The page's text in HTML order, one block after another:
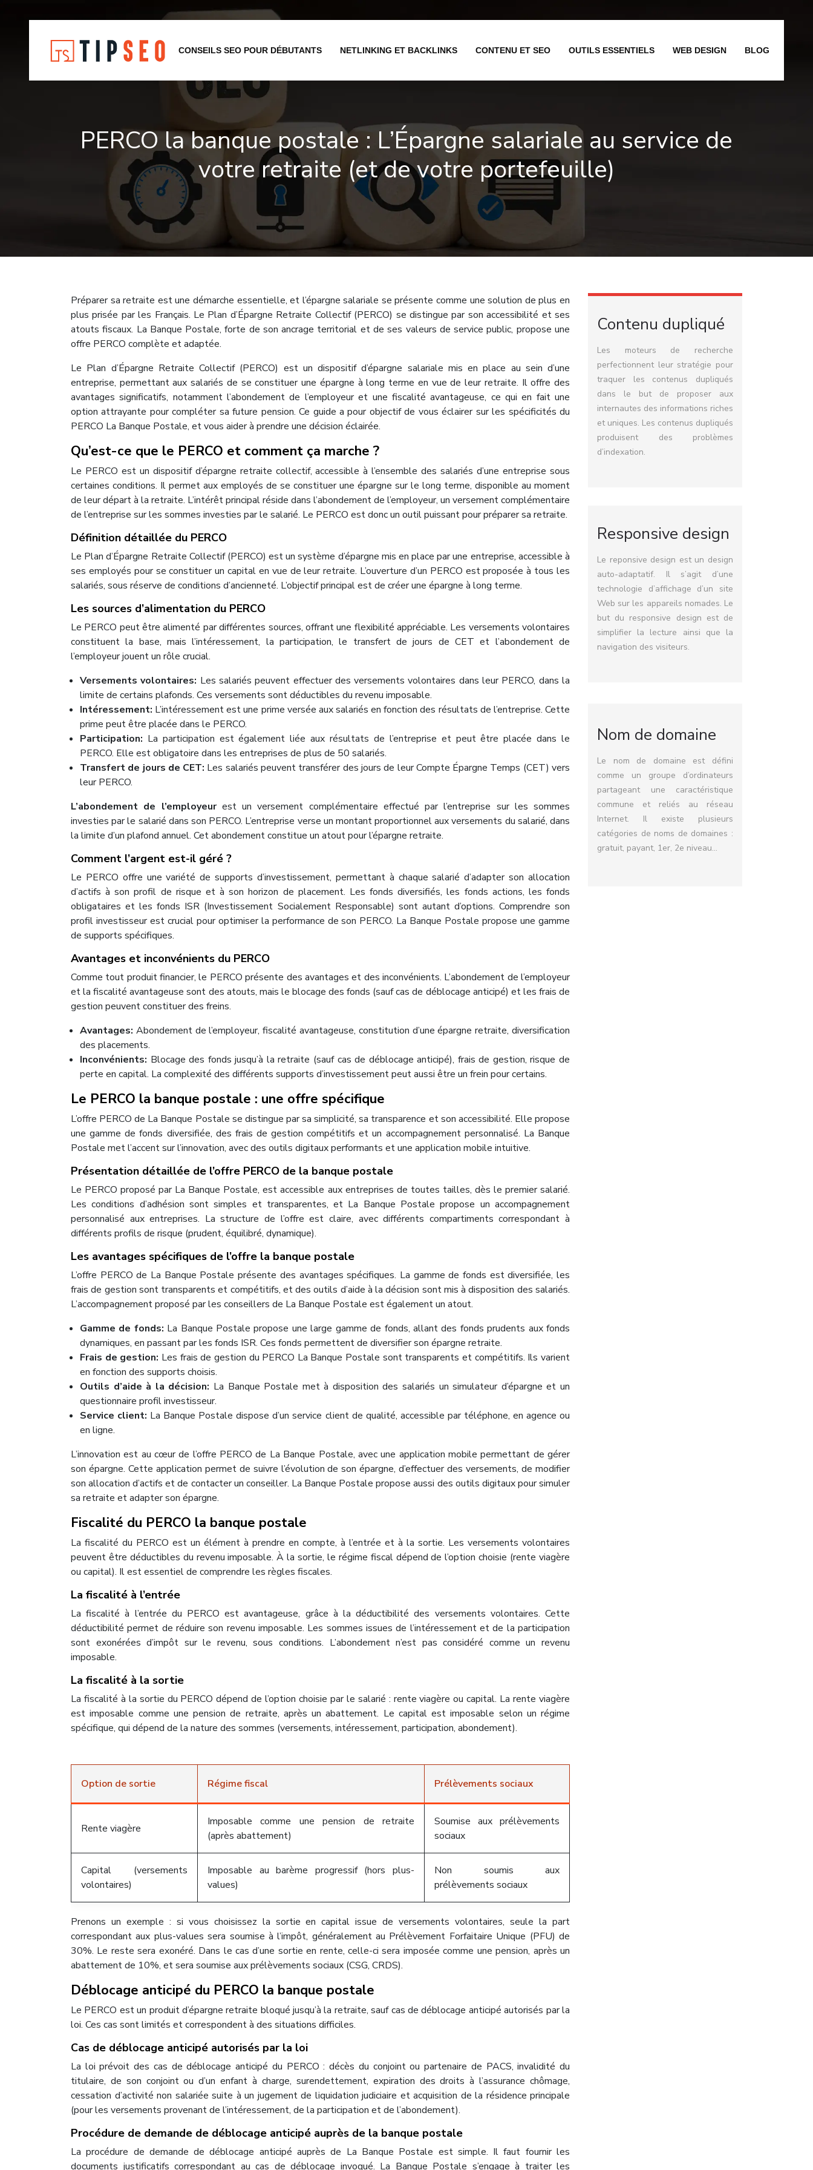
CONSEILS SEO POUR DÉBUTANTS NETLINKING ET BACKLINKS CONTENU ET SEO OUTILS ESSENTIELS WEB DESIGN BLOG
PERCO la banque postale : L’Épargne salariale au service de
votre retraite (et de votre portefeuille)
Préparer sa retraite est une démarche essentielle, et l’épargne salariale se présente comme une solution de plus en
plus prisée par les Français. Le Plan d’Épargne Retraite Collectif (PERCO) se distingue par son accessibilité et ses
atouts fiscaux. La Banque Postale, forte de son ancrage territorial et de ses valeurs de service public, propose une
offre PERCO complète et adaptée.
Le Plan d’Épargne Retraite Collectif (PERCO) est un dispositif d’épargne salariale mis en place au sein d’une
entreprise, permettant aux salariés de se constituer une épargne à long terme en vue de leur retraite. Il offre des
avantages significatifs, notamment l’abondement de l’employeur et une fiscalité avantageuse, ce qui en fait une
option attrayante pour compléter sa future pension. Ce guide a pour objectif de vous éclairer sur les spécificités du
PERCO La Banque Postale, et vous aider à prendre une décision éclairée.
Qu’est-ce que le PERCO et comment ça marche ?
Le PERCO est un dispositif d’épargne retraite collectif, accessible à l’ensemble des salariés d’une entreprise sous
certaines conditions. Il permet aux employés de se constituer une épargne sur le long terme, disponible au moment
de leur départ à la retraite. L’intérêt principal réside dans l’abondement de l’employeur, un versement complémentaire
de l’entreprise sur les sommes investies par le salarié. Le PERCO est donc un outil puissant pour préparer sa retraite.
Définition détaillée du PERCO
Le Plan d’Épargne Retraite Collectif (PERCO) est un système d’épargne mis en place par une entreprise, accessible à
ses employés pour se constituer un capital en vue de leur retraite. L’ouverture d’un PERCO est proposée à tous les
salariés, sous réserve de conditions d’ancienneté. L’objectif principal est de créer une épargne à long terme.
Les sources d’alimentation du PERCO
Le PERCO peut être alimenté par différentes sources, offrant une flexibilité appréciable. Les versements volontaires
constituent la base, mais l’intéressement, la participation, le transfert de jours de CET et l’abondement de
l’employeur jouent un rôle crucial.
Versements volontaires: Les salariés peuvent effectuer des versements volontaires dans leur PERCO, dans la
limite de certains plafonds. Ces versements sont déductibles du revenu imposable.
Intéressement: L’intéressement est une prime versée aux salariés en fonction des résultats de l’entreprise. Cette
prime peut être placée dans le PERCO.
Participation: La participation est également liée aux résultats de l’entreprise et peut être placée dans le
PERCO. Elle est obligatoire dans les entreprises de plus de 50 salariés.
Transfert de jours de CET: Les salariés peuvent transférer des jours de leur Compte Épargne Temps (CET) vers
leur PERCO.
L’abondement de l’employeur est un versement complémentaire effectué par l’entreprise sur les sommes
investies par le salarié dans son PERCO. L’entreprise verse un montant proportionnel aux versements du salarié, dans
la limite d’un plafond annuel. Cet abondement constitue un atout pour l’épargne retraite.
Comment l’argent est-il géré ?
Le PERCO offre une variété de supports d’investissement, permettant à chaque salarié d’adapter son allocation
d’actifs à son profil de risque et à son horizon de placement. Les fonds diversifiés, les fonds actions, les fonds
obligataires et les fonds ISR (Investissement Socialement Responsable) sont autant d’options. Comprendre son
profil investisseur est crucial pour optimiser la performance de son PERCO. La Banque Postale propose une gamme
de supports spécifiques.
Avantages et inconvénients du PERCO
Comme tout produit financier, le PERCO présente des avantages et des inconvénients. L’abondement de l’employeur
et la fiscalité avantageuse sont des atouts, mais le blocage des fonds (sauf cas de déblocage anticipé) et les frais de
gestion peuvent constituer des freins.
Avantages: Abondement de l’employeur, fiscalité avantageuse, constitution d’une épargne retraite, diversification
des placements.
Inconvénients: Blocage des fonds jusqu’à la retraite (sauf cas de déblocage anticipé), frais de gestion, risque de
perte en capital. La complexité des différents supports d’investissement peut aussi être un frein pour certains.
Le PERCO la banque postale : une offre spécifique
L’offre PERCO de La Banque Postale se distingue par sa simplicité, sa transparence et son accessibilité. Elle propose
une gamme de fonds diversifiée, des frais de gestion compétitifs et un accompagnement personnalisé. La Banque
Postale met l’accent sur l’innovation, avec des outils digitaux performants et une application mobile intuitive.
Présentation détaillée de l’offre PERCO de la banque postale
Le PERCO proposé par La Banque Postale, est accessible aux entreprises de toutes tailles, dès le premier salarié.
Les conditions d’adhésion sont simples et transparentes, et La Banque Postale propose un accompagnement
personnalisé aux entreprises. La structure de l’offre est claire, avec différents compartiments correspondant à
différents profils de risque (prudent, équilibré, dynamique).
Les avantages spécifiques de l’offre la banque postale
L’offre PERCO de La Banque Postale présente des avantages spécifiques. La gamme de fonds est diversifiée, les
frais de gestion sont transparents et compétitifs, et des outils d’aide à la décision sont mis à disposition des salariés.
L’accompagnement proposé par les conseillers de La Banque Postale est également un atout.
Gamme de fonds: La Banque Postale propose une large gamme de fonds, allant des fonds prudents aux fonds
dynamiques, en passant par les fonds ISR. Ces fonds permettent de diversifier son épargne retraite.
Frais de gestion: Les frais de gestion du PERCO La Banque Postale sont transparents et compétitifs. Ils varient
en fonction des supports choisis.
Outils d’aide à la décision: La Banque Postale met à disposition des salariés un simulateur d’épargne et un
questionnaire profil investisseur.
Service client: La Banque Postale dispose d’un service client de qualité, accessible par téléphone, en agence ou
en ligne.
L’innovation est au cœur de l’offre PERCO de La Banque Postale, avec une application mobile permettant de gérer
son épargne. Cette application permet de suivre l’évolution de son épargne, d’effectuer des versements, de modifier
son allocation d’actifs et de contacter un conseiller. La Banque Postale propose aussi des outils digitaux pour simuler
sa retraite et adapter son épargne.
Fiscalité du PERCO la banque postale
La fiscalité du PERCO est un élément à prendre en compte, à l’entrée et à la sortie. Les versements volontaires
peuvent être déductibles du revenu imposable. À la sortie, le régime fiscal dépend de l’option choisie (rente viagère
ou capital). Il est essentiel de comprendre les règles fiscales.
La fiscalité à l’entrée
La fiscalité à l’entrée du PERCO est avantageuse, grâce à la déductibilité des versements volontaires. Cette
déductibilité permet de réduire son revenu imposable. Les sommes issues de l’intéressement et de la participation
sont exonérées d’impôt sur le revenu, sous conditions. L’abondement n’est pas considéré comme un revenu
imposable.
La fiscalité à la sortie
La fiscalité à la sortie du PERCO dépend de l’option choisie par le salarié : rente viagère ou capital. La rente viagère
est imposable comme une pension de retraite, après un abattement. Le capital est imposable selon un régime
spécifique, qui dépend de la nature des sommes (versements, intéressement, participation, abondement).
Option de sortie Régime fiscal Prélèvements sociaux
Rente viagère
Imposable comme une pension de retraite
(après abattement)
Soumise aux prélèvements
sociaux
Capital (versements
volontaires)
Imposable au barème progressif (hors plus-
values)
Non soumis aux
prélèvements sociaux
Prenons un exemple : si vous choisissez la sortie en capital issue de versements volontaires, seule la part
correspondant aux plus-values sera soumise à l’impôt, généralement au Prélèvement Forfaitaire Unique (PFU) de
30%. Le reste sera exonéré. Dans le cas d’une sortie en rente, celle-ci sera imposée comme une pension, après un
abattement de 10%, et sera soumise aux prélèvements sociaux (CSG, CRDS).
Déblocage anticipé du PERCO la banque postale
Le PERCO est un produit d’épargne retraite bloqué jusqu’à la retraite, sauf cas de déblocage anticipé autorisés par la
loi. Ces cas sont limités et correspondent à des situations difficiles.
Cas de déblocage anticipé autorisés par la loi
La loi prévoit des cas de déblocage anticipé du PERCO : décès du conjoint ou partenaire de PACS, invalidité du
titulaire, de son conjoint ou d’un enfant à charge, surendettement, expiration des droits à l’assurance chômage,
cessation d’activité non salariée suite à un jugement de liquidation judiciaire et acquisition de la résidence principale
(pour les versements provenant de l’intéressement, de la participation et de l’abondement).
Procédure de demande de déblocage anticipé auprès de la banque postale
La procédure de demande de déblocage anticipé auprès de La Banque Postale est simple. Il faut fournir les
documents justificatifs correspondant au cas de déblocage invoqué. La Banque Postale s’engage à traiter les
Contenu dupliqué
Les moteurs de recherche
perfectionnent leur stratégie pour
traquer les contenus dupliqués
dans le but de proposer aux
internautes des informations riches
et uniques. Les contenus dupliqués
produisent des problèmes
d’indexation.
Responsive design
Le reponsive design est un design
auto-adaptatif. Il s’agit d’une
technologie d’affichage d’un site
Web sur les appareils nomades. Le
but du responsive design est de
simplifier la lecture ainsi que la
navigation des visiteurs.
Nom de domaine
Le nom de domaine est défini
comme un groupe d’ordinateurs
partageant une caractéristique
commune et reliés au réseau
Internet. Il existe plusieurs
catégories de noms de domaines :
gratuit, payant, 1er, 2e niveau…